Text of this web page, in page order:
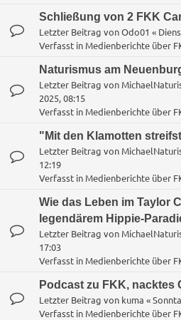
Schließung von 2 FKK
Letzter Beitrag vonOdo01 «
Verfasst in Medienberichte über
Naturismus am
Letzter Beitrag von
2025, 08:15
Verfasst in Medienberichte über
"Mit den Klamotten
Letzter Beitrag von
12:19
Verfasst in Medienberichte über
Wie das Leben im Taylor
legendärem Hippie-
Letzter Beitrag von
17:03
Verfasst in Medienberichte über
Podcast zu FKK, nacktes
Letzter Beitrag von kuma «
Verfasst in Medienberichte über